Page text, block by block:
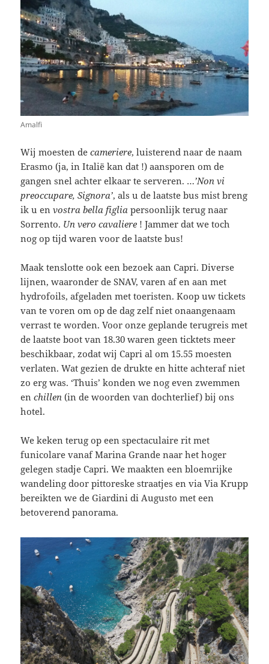
Amalfi
Wij moesten decameriere, luisterend naar de naam
Erasmo (ja, in Italië kan dat !) aansporen om de
gangen snel achter elkaar te serveren. …’Non vi
preoccupare, Signora’, als u de laatste bus mist breng
ik u envostra bella figliapersoonlijk terug naar
Sorrento. Un vero cavaliere ! Jammer dat we toch
nog op tijd waren voor de laatste bus!
Maak tenslotte ook een bezoek aan Capri. Diverse
lijnen, waaronder de SNAV, varen af en aan met
hydrofoils, afgeladen met toeristen. Koop uw tickets
van te voren om op de dag zelf niet onaangenaam
verrast te worden. Voor onze geplande terugreis met
de laatste boot van 18.30 waren geen ticktets meer
beschikbaar, zodat wij Capri al om 15.55 moesten
verlaten. Wat gezien de drukte en hitte achteraf niet
zo erg was. ‘Thuis’ konden we nog even zwemmen
enchillen (in de woorden van dochterlief) bij ons
hotel.
We keken terug op een spectaculaire rit met
funicolare vanaf Marina Grande naar het hoger
gelegen stadje Capri. We maakten een bloemrijke
wandeling door pittoreske straatjes en via Via Krupp
bereikten we de Giardini di Augusto met een
betoverend panorama.